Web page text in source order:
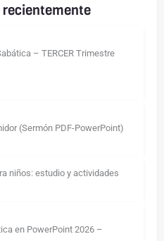
– TERCER Trimestre
(Sermón PDF-PowerPoint)
niños: estudio y actividades
en PowerPoint 2026 –